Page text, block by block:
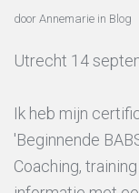
door Annemarie in Blog
Utrecht 14
Ik heb mijn
'Beginnende
Coaching,